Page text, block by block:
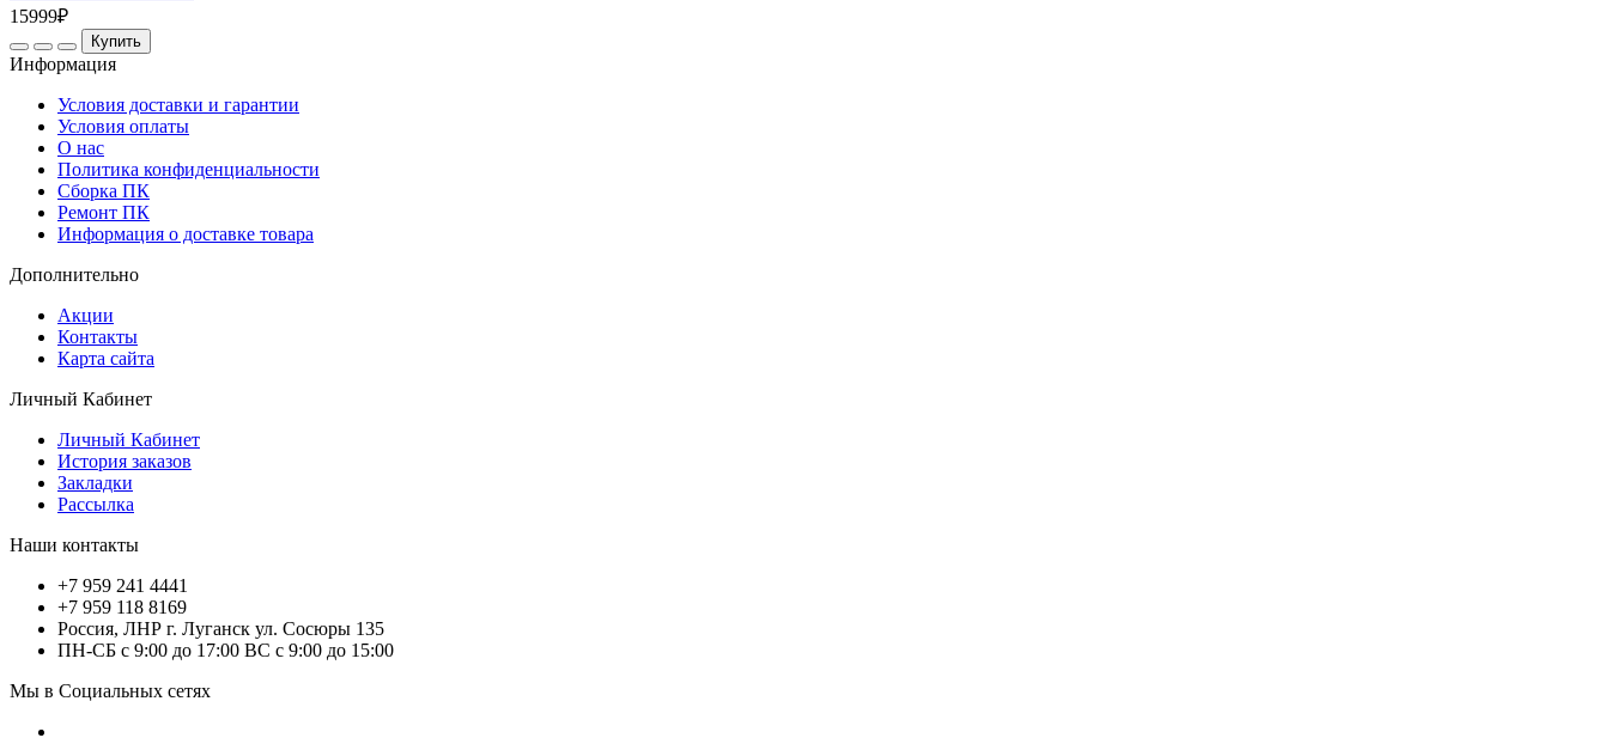
15999₽
Купить
Информация
Условия доставки и гарантии
Условия оплаты
О нас
Политика конфиденциальности
Сборка ПК
Ремонт ПК
Информация о доставке товара
Дополнительно
Акции
Контакты
Карта сайта
Личный Кабинет
Личный Кабинет
История заказов
Закладки
Рассылка
Наши контакты
+7 959 241 4441
+7 959 118 8169
Россия, ЛНР г. Луганск ул. Сосюры 135
ПН-СБ с 9:00 до 17:00 ВС с 9:00 до 15:00
Мы в Социальных сетях